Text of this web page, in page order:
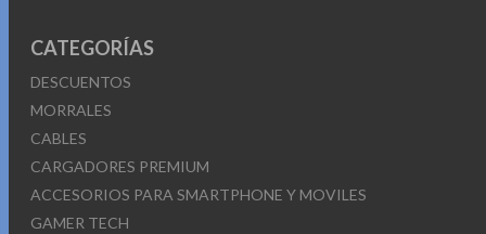
CATEGORÍAS
DESCUENTOS
MORRALES
CABLES
CARGADORES PREMIUM
ACCESORIOS PARA SMARTPHONE Y MOVILES
GAMER TECH